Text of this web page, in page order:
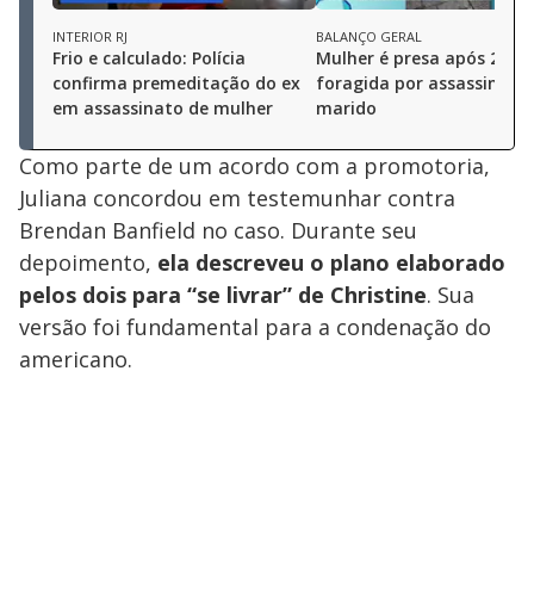
INTERIOR RJ
Frio e calculado: Polícia
confirma premeditação do ex
em assassinato de mulher
BALANÇO GERAL
Mulher é presa após 20
foragida por assassinato
marido
Como parte de um acordo com a promotoria,
Juliana concordou em testemunhar contra
Brendan Banfield no caso. Durante seu
depoimento, ela descreveu o plano elaborado
pelos dois para “se livrar” de Christine. Sua
versão foi fundamental para a condenação do
americano.